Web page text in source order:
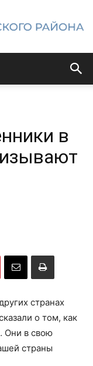
в
странах
о том, как
Они в свою
страны